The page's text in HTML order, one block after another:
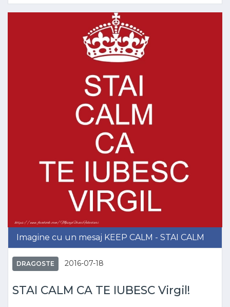
Imagine cu un mesaj KEEP CALM - STAI CALM
DRAGOSTE 2016-07-18
STAI CALM CA TE IUBESC Virgil!